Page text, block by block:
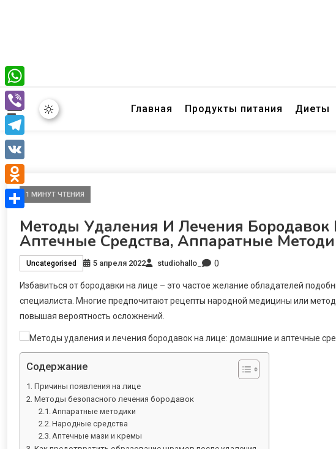
Главная Продукты питания Диеты
1 МИНУТ ЧТЕНИЯ
Методы Удаления И Лечения
Аптечные Средства, Аппаратные
Uncategorised 5 апреля 2022 studiohallo_ 0
Избавиться от бородавки на лице – это частое желание обладателей
специалиста. Многие предпочитают рецепты народной медицины или
повышая вероятность осложнений.
Содержание
Причины появления на лице
Методы безопасного лечения бородавок
Аппаратные методики
Народные средства
Аптечные мази и кремы
WhatsApp
Viber
Telegram
VK
Odnoklassniki
Отправить